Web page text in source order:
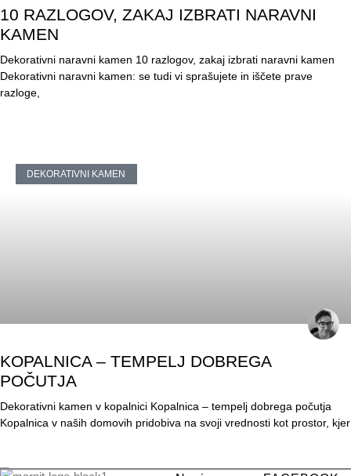
10 RAZLOGOV, ZAKAJ IZBRATI NARAVNI
KAMEN
Dekorativni naravni kamen 10 razlogov, zakaj izbrati naravni kamen
Dekorativni naravni kamen: se tudi vi sprašujete in iščete prave
razloge,
DEKORATIVNI KAMEN
KOPALNICA – TEMPELJ DOBREGA
POČUTJA
Dekorativni kamen v kopalnici Kopalnica – tempelj dobrega počutja
Kopalnica v naših domovih pridobiva na svoji vrednosti kot prostor, kjer